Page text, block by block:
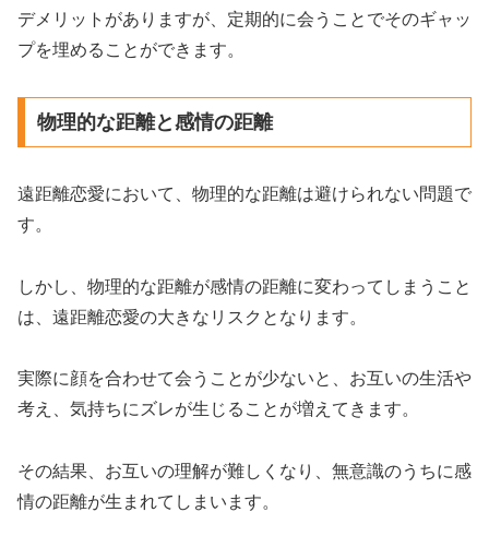
デメリットがありますが、定期的に会うことでそのギャッ
プを埋めることができます。
物理的な距離と感情の距離
遠距離恋愛において、物理的な距離は避けられない問題で
す。
しかし、物理的な距離が感情の距離に変わってしまうこと
は、遠距離恋愛の大きなリスクとなります。
実際に顔を合わせて会うことが少ないと、お互いの生活や
考え、気持ちにズレが生じることが増えてきます。
その結果、お互いの理解が難しくなり、無意識のうちに感
情の距離が生まれてしまいます。